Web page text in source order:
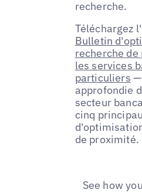
recherche.
Téléchargez
Bulletin
recherche
les services
particuliers —
approfondie
secteur
cinq
de proximité.
See how